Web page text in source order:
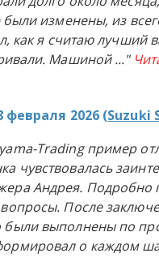
изменены, из
как я считаю лучший
Машиной..."
февраля 2026 (Suzuki
Trading пример
чувствовалась
Андрея. Подробно
вопросы. После
были выполнены по
о каждом